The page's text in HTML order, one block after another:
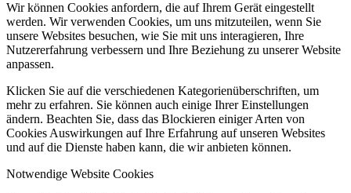
Wir können Cookies anfordern, die auf Ihrem Gerät eingestellt
werden. Wir verwenden Cookies, um uns mitzuteilen, wenn Sie
unsere Websites besuchen, wie Sie mit uns interagieren, Ihre
Nutzererfahrung verbessern und Ihre Beziehung zu unserer Website
anpassen.
Klicken Sie auf die verschiedenen Kategorienüberschriften, um
mehr zu erfahren. Sie können auch einige Ihrer Einstellungen
ändern. Beachten Sie, dass das Blockieren einiger Arten von
Cookies Auswirkungen auf Ihre Erfahrung auf unseren Websites
und auf die Dienste haben kann, die wir anbieten können.
Notwendige Website Cookies